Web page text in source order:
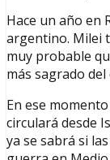
Hace un año en
argentino. Milei
muy probable
más sagrado
En ese
circulará desde
ya se sabrá si